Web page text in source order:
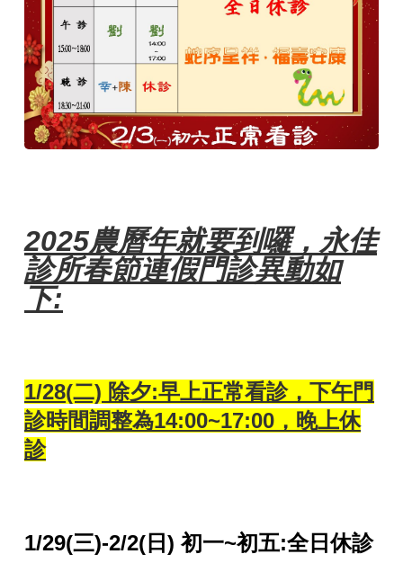
2025農曆年就要到囉， 永佳
診所春節連假門診異動如
下:
1/28(二) 除夕:早上正常看診，下午門
診時間調整為14:00~17:00，晚上休
診
1/29(三)-2/2(日) 初一~初五:全日休診